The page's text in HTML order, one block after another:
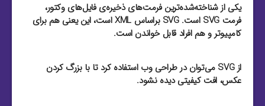
یکی از شناخته‌شده‌ترین فرمت‌های ذخیره‌ی فایل‌های وکتور،
فرمت SVG است. SVG براساس XML است، این یعنی هم برای
کامپیوتر و هم افراد قابل خواندن است.
از SVG می‌توان در طراحی وب استفاده کرد تا با بزرگ کردن
عکس، افت کیفیتی دیده نشود.